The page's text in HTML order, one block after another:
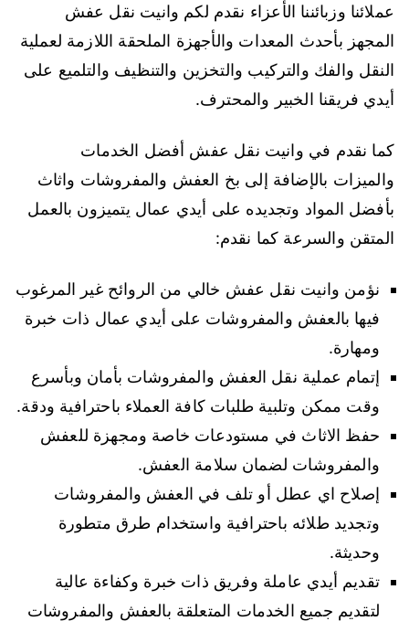
عملائنا وزبائننا الأعزاء نقدم لكم وانيت نقل عفش
المجهز بأحدث المعدات والأجهزة الملحقة اللازمة لعملية
النقل والفك والتركيب والتخزين والتنظيف والتلميع على
أيدي فريقنا الخبير والمحترف.
كما نقدم في وانيت نقل عفش أفضل الخدمات
والميزات بالإضافة إلى بخ العفش والمفروشات واثاث
بأفضل المواد وتجديده على أيدي عمال يتميزون بالعمل
المتقن والسرعة كما نقدم:
نؤمن وانيت نقل عفش خالي من الروائح غير المرغوب
فيها بالعفش والمفروشات على أيدي عمال ذات خبرة
ومهارة.
إتمام عملية نقل العفش والمفروشات بأمان وبأسرع
وقت ممكن وتلبية طلبات كافة العملاء باحترافية ودقة.
حفظ الاثاث في مستودعات خاصة ومجهزة للعفش
والمفروشات لضمان سلامة العفش.
إصلاح اي عطل أو تلف في العفش والمفروشات
وتجديد طلائه باحترافية واستخدام طرق متطورة
وحديثة.
تقديم أيدي عاملة وفريق ذات خبرة وكفاءة عالية
لتقديم جميع الخدمات المتعلقة بالعفش والمفروشات